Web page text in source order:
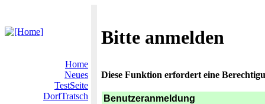
Bitte anmelden
Home
Neues
TestSeite
DorfTratsch
Diese Funktion erfordert eine
Benutzeranmeldung